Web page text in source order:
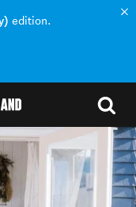
edition.